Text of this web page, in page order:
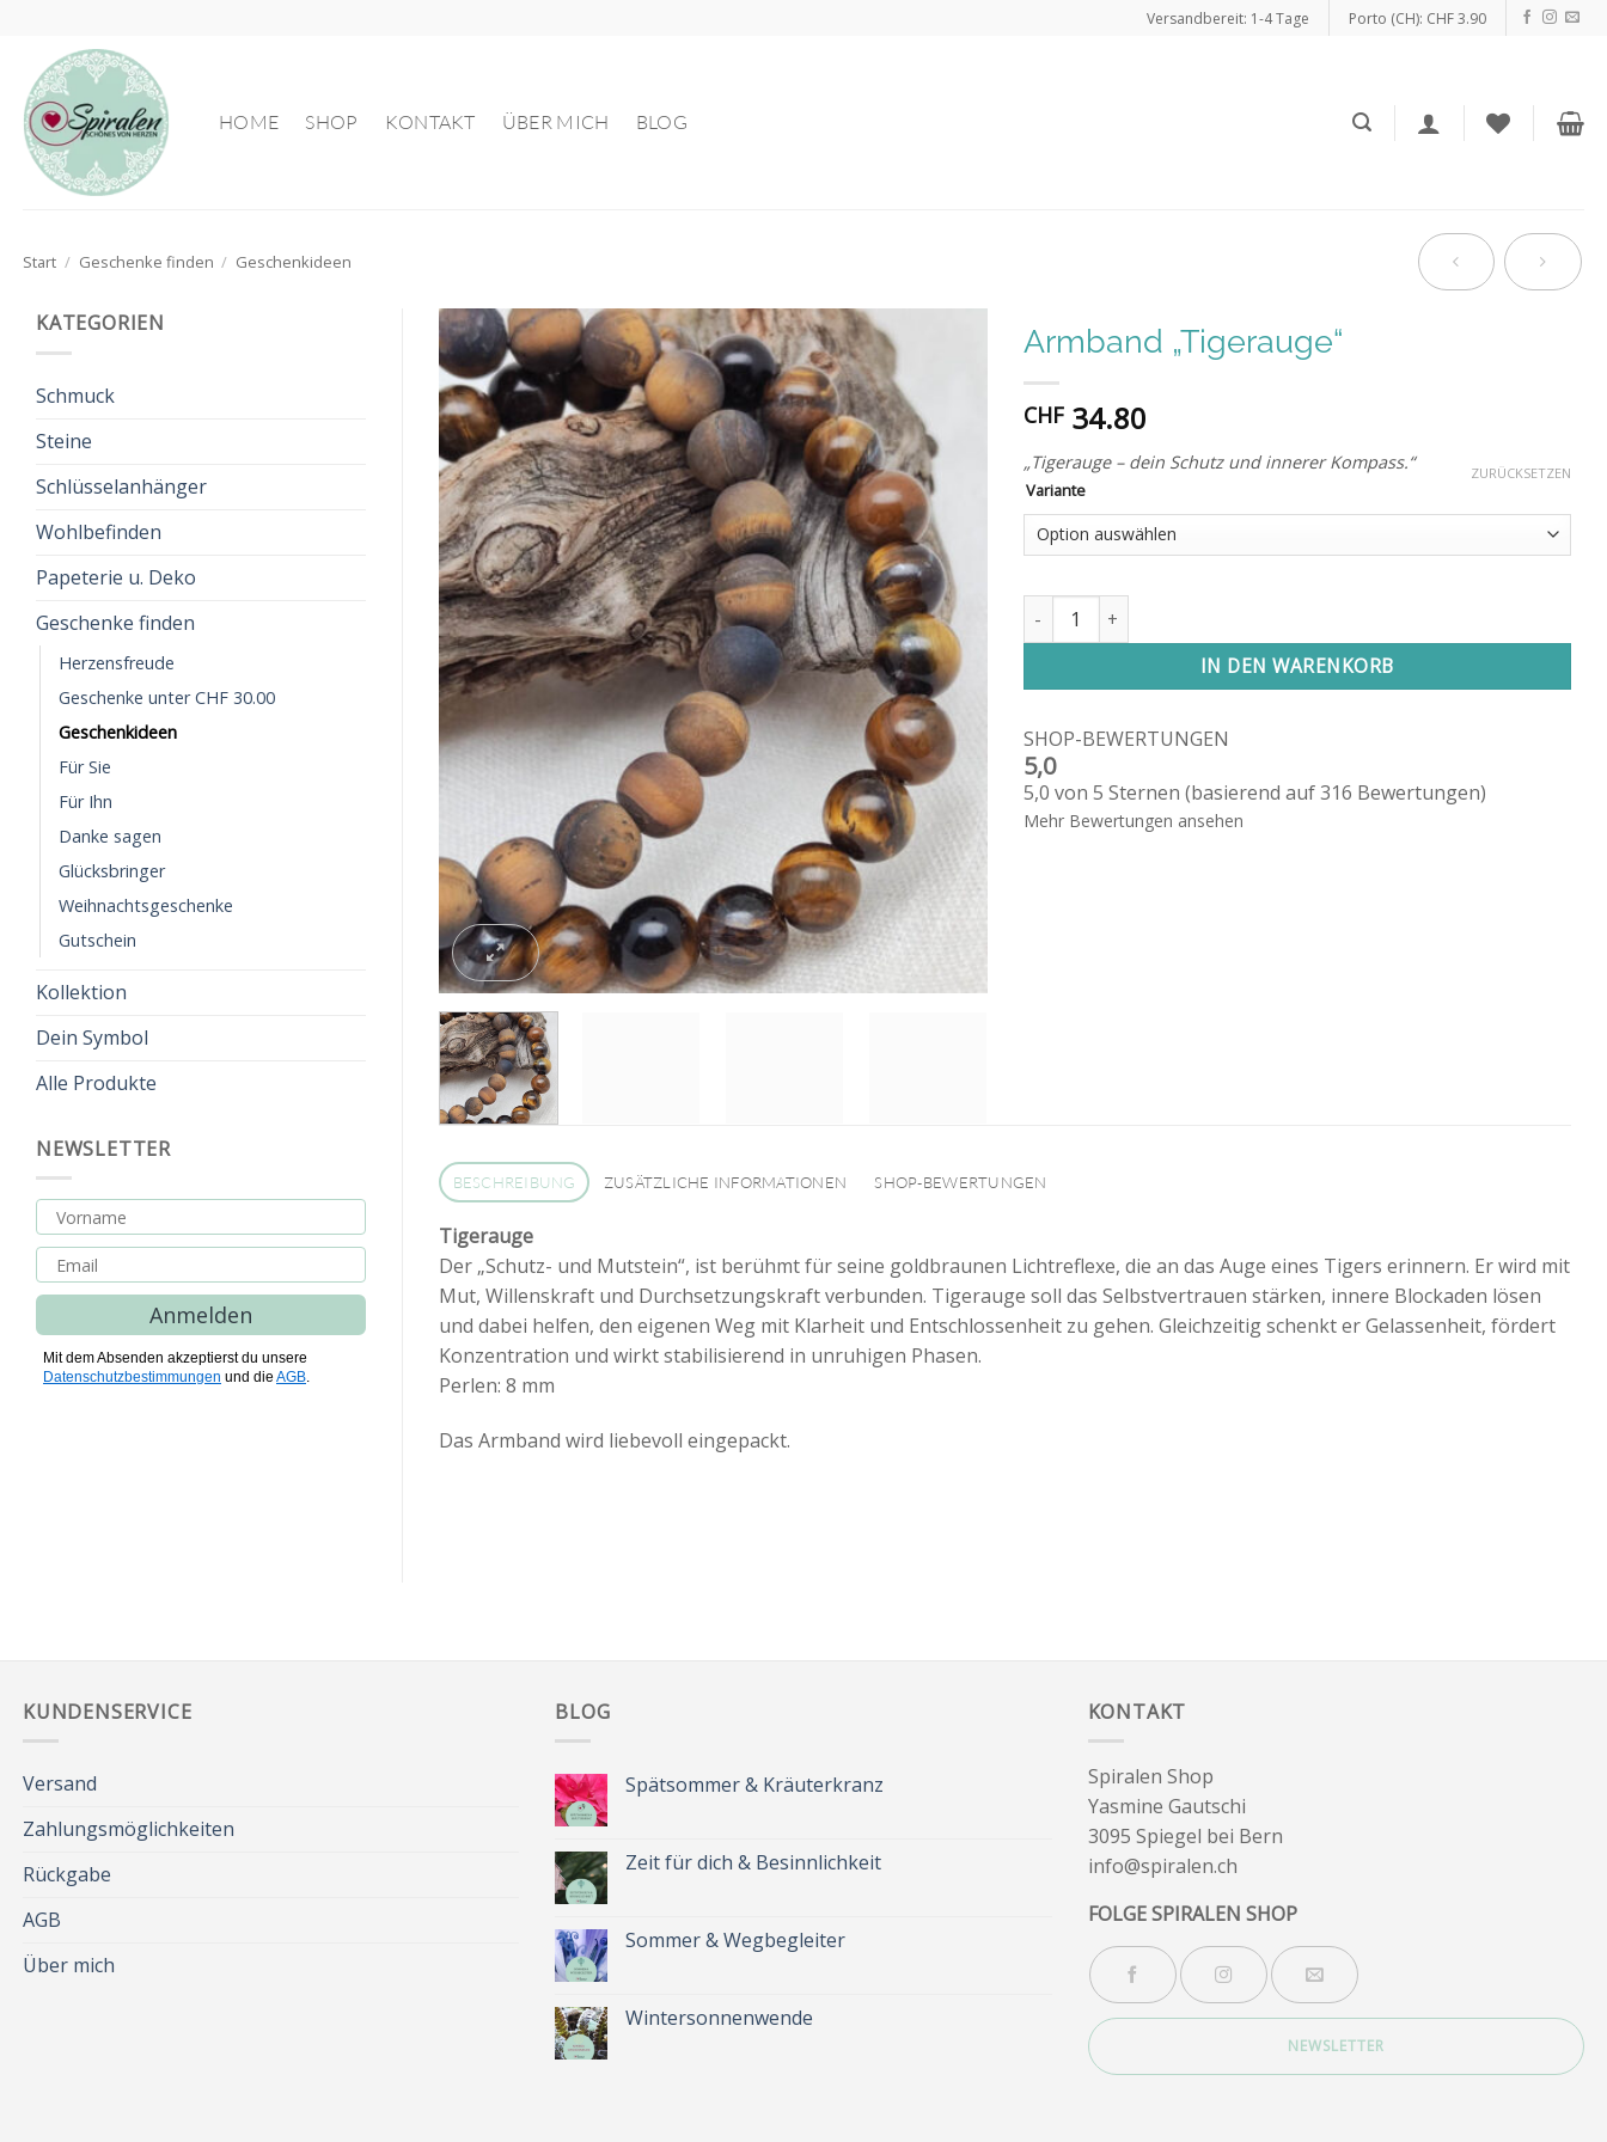
springen
Versandbereit: 1-4 Tage Porto (CH): CHF 3.90
HOME SHOP KONTAKT ÜBER MICH BLOG
Start / Geschenke finden / Geschenkideen
KATEGORIEN
Schmuck
Steine
Schlüsselanhänger
Wohlbefinden
Papeterie u. Deko
Geschenke finden
Herzensfreude
Geschenke unter CHF 30.00
Geschenkideen
Für Sie
Für Ihn
Danke sagen
Glücksbringer
Weihnachtsgeschenke
Gutschein
Kollektion
Dein Symbol
Alle Produkte
NEWSLETTER
Anmelden
Mit dem Absenden akzeptierst du unsere
Datenschutzbestimmungen und die AGB.
Auf die
Wunschliste
Armband „Tigerauge“
CHF34.80
„Tigerauge – dein Schutz und innerer Kompass.“
Variante
ZURÜCKSETZEN
Armband "Tigerauge" Menge
IN DEN WARENKORB
SHOP-BEWERTUNGEN
5,0
5,0 von 5 Sternen (basierend auf 316 Bewertungen)
Mehr Bewertungen ansehen
BESCHREIBUNG ZUSÄTZLICHE INFORMATIONEN SHOP-BEWERTUNGEN
Tigerauge
Der „Schutz- und Mutstein“, ist berühmt für seine goldbraunen Lichtreflexe, die an das Auge eines Tigers erinnern. Er wird mit
Mut, Willenskraft und Durchsetzungskraft verbunden. Tigerauge soll das Selbstvertrauen stärken, innere Blockaden lösen
und dabei helfen, den eigenen Weg mit Klarheit und Entschlossenheit zu gehen. Gleichzeitig schenkt er Gelassenheit, fördert
Konzentration und wirkt stabilisierend in unruhigen Phasen.
Perlen: 8 mm
Das Armband wird liebevoll eingepackt.
KUNDENSERVICE
Versand
Zahlungsmöglichkeiten
Rückgabe
AGB
Über mich
BLOG
Spätsommer & Kräuterkranz
Spätsommer
&
Zeit für dich & Besinnlichkeit
Zeit
für
Sommer & Wegbegleiter
Sommer
&
Wintersonnenwende
KONTAKT
Spiralen Shop
Yasmine Gautschi
3095 Spiegel bei Bern
info@spiralen.ch
FOLGE SPIRALEN SHOP
NEWSLETTER